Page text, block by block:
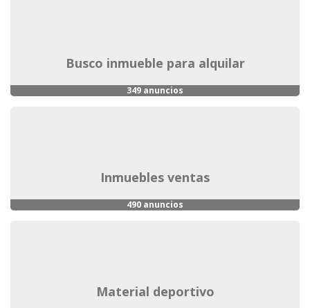
busco inmueble para alquilar
349 anuncios
inmuebles ventas
490 anuncios
material deportivo